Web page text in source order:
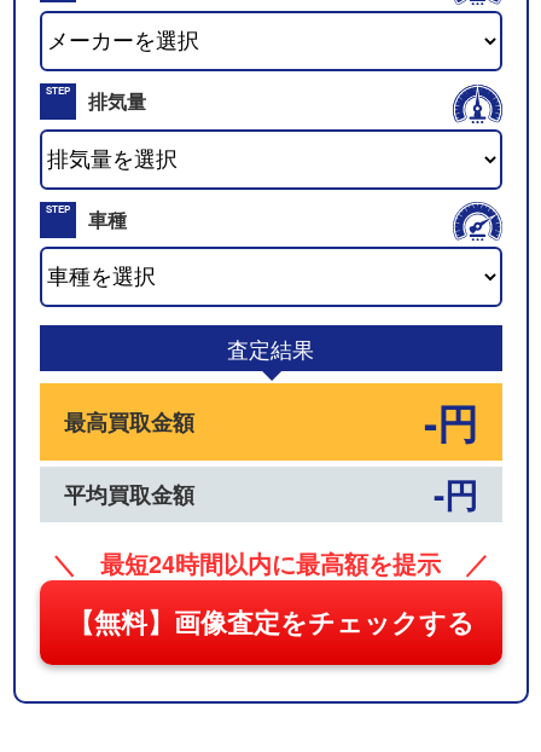
01
STEP
02
排気量
STEP
03
車種
査定結果
最高買取金額 -円
平均買取金額 -円
＼ 最短24時間以内に最高額を提示 ／
【無料】画像査定をチェックする